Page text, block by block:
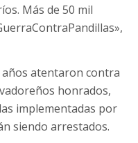
Más de 50 mil
atentaron contra
honrados,
implementadas por
siendo arrestados.